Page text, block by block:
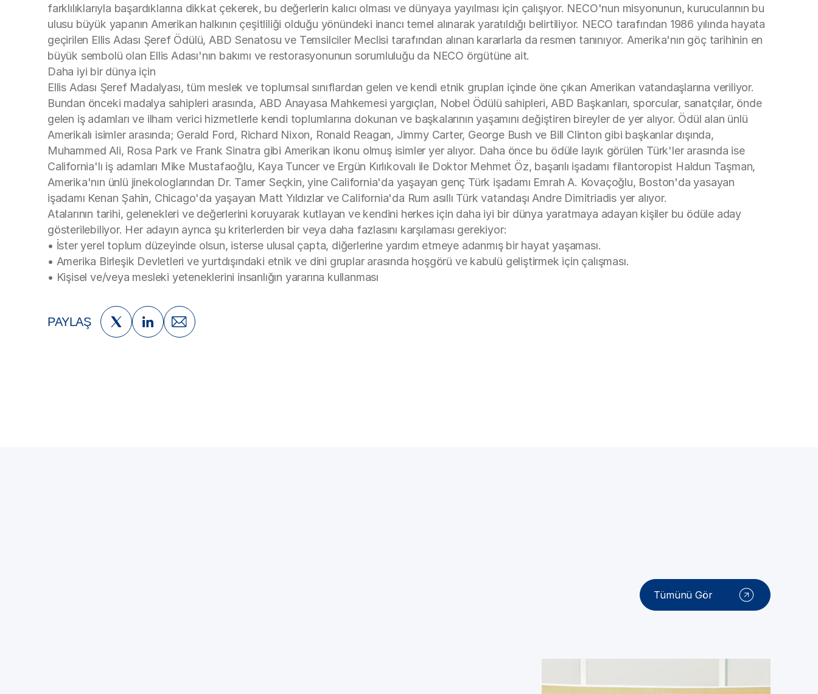
farklılıklarıyla başardıklarına dikkat çekerek, bu değerlerin kalıcı olması ve dünyaya yayılması için çalışıyor. NECO'nun misyonunun, kurucularının bu
ulusu büyük yapanın Amerikan halkının çeşitliliği olduğu yönündeki inancı temel alınarak yaratıldığı belirtiliyor. NECO tarafından 1986 yılında hayata
geçirilen Ellis Adası Şeref Ödülü, ABD Senatosu ve Temsilciler Meclisi tarafından alınan kararlarla da resmen tanınıyor. Amerika'nın göç tarihinin en
büyük sembolü olan Ellis Adası'nın bakımı ve restorasyonunun sorumluluğu da NECO örgütüne ait.
Daha iyi bir dünya için
Ellis Adası Şeref Madalyası, tüm meslek ve toplumsal sınıflardan gelen ve kendi etnik grupları içinde öne çıkan Amerikan vatandaşlarına veriliyor.
Bundan önceki madalya sahipleri arasında, ABD Anayasa Mahkemesi yargıçları, Nobel Ödülü sahipleri, ABD Başkanları, sporcular, sanatçılar, önde
gelen iş adamları ve ilham verici hizmetlerle kendi toplumlarına dokunan ve başkalarının yaşamını değiştiren bireyler de yer alıyor. Ödül alan ünlü
Amerikalı isimler arasında; Gerald Ford, Richard Nixon, Ronald Reagan, Jimmy Carter, George Bush ve Bill Clinton gibi başkanlar dışında,
Muhammed Ali, Rosa Park ve Frank Sinatra gibi Amerikan ikonu olmuş isimler yer alıyor. Daha önce bu ödüle layık görülen Türk'ler arasında ise
California'lı iş adamları Mike Mustafaoğlu, Kaya Tuncer ve Ergün Kırlıkovalı ile Doktor Mehmet Öz, başarılı işadamı filantoropist Haldun Taşman,
Amerika'nın ünlü jinekologlarından Dr. Tamer Seçkin, yine California'da yaşayan genç Türk işadamı Emrah A. Kovaçoğlu, Boston'da yasayan
işadamı Kenan Şahin, Chicago'da yaşayan Matt Yıldızlar ve California'da Rum asıllı Türk vatandaşı Andre Dimitriadis yer alıyor.
Atalarının tarihi, gelenekleri ve değerlerini koruyarak kutlayan ve kendini herkes için daha iyi bir dünya yaratmaya adayan kişiler bu ödüle aday
gösterilebiliyor. Her adayın ayrıca şu kriterlerden bir veya daha fazlasını karşılaması gerekiyor:
• İster yerel toplum düzeyinde olsun, isterse ulusal çapta, diğerlerine yardım etmeye adanmış bir hayat yaşaması.
• Amerika Birleşik Devletleri ve yurtdışındaki etnik ve dini gruplar arasında hoşgörü ve kabulü geliştirmek için çalışması.
• Kişisel ve/veya mesleki yeteneklerini insanlığın yararına kullanması
PAYLAŞ
Tümünü Gör